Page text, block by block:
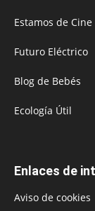
Estamos de Cine
Futuro Eléctrico
Blog de Bebés
Ecología Útil
Enlaces de
Aviso de cookies